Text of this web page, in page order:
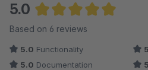
5.0
Average rating of 5 out of
Based on 6 reviews
5.0 Functionality
5.0 Documentation